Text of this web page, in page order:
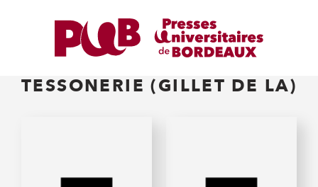
TESSONERIE (GILLET DE LA)